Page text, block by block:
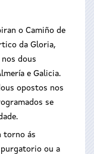
o Camiño de
da Gloria,
dous
e Galicia.
opostos nos
se
torno ás
ou a